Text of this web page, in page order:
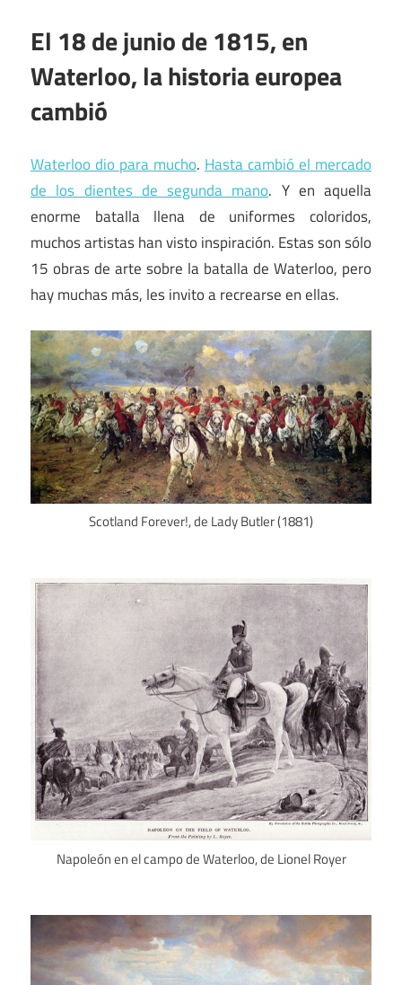
El 18 de junio de 1815, en
Waterloo, la historia europea
cambió
Waterloo dio para mucho. Hasta cambió el mercado
de los dientes de segunda mano. Y en aquella
enorme batalla llena de uniformes coloridos,
muchos artistas han visto inspiración. Estas son sólo
15 obras de arte sobre la batalla de Waterloo, pero
hay muchas más, les invito a recrearse en ellas.
Scotland Forever!, de Lady Butler (1881)
Napoleón en el campo de Waterloo, de Lionel Royer